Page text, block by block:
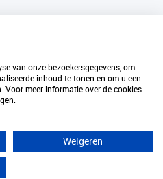
van onze bezoekersgegevens, om
inhoud te tonen en om u een
Voor meer informatie over de cookies
Weigeren